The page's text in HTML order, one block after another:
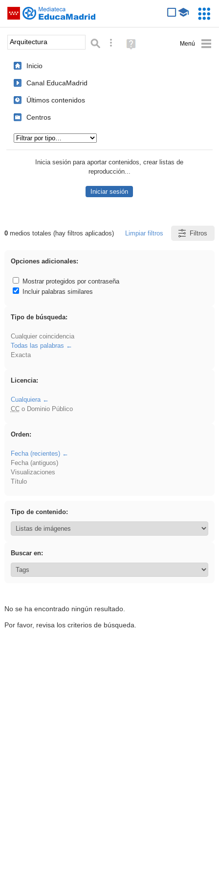
Saltar navegación
Palabra o frase: Búsqueda avanzada
Ayuda
(en
Inicio
Canal EducaMadrid
Últimos contenidos
Centros
Inicia sesión para aportar contenidos, crear listas de
reproducción...
Iniciar sesión
Resultados de: Arquitectura
0medios totales (hay filtros aplicados) Limpiar filtros Filtros
Opciones adicionales:
Mostrar protegidos por contraseña
Incluir palabras similares
Tipo de búsqueda:
Cualquier coincidencia
Todas las palabras
Exacta
Licencia:
Cualquiera
CCo Dominio Público
Orden:
Fecha (recientes)
Fecha (antiguos)
Visualizaciones
Título
Tipo de contenido:
Buscar en:
No se ha encontrado ningún resultado.
Por favor, revisa los criterios de búsqueda.